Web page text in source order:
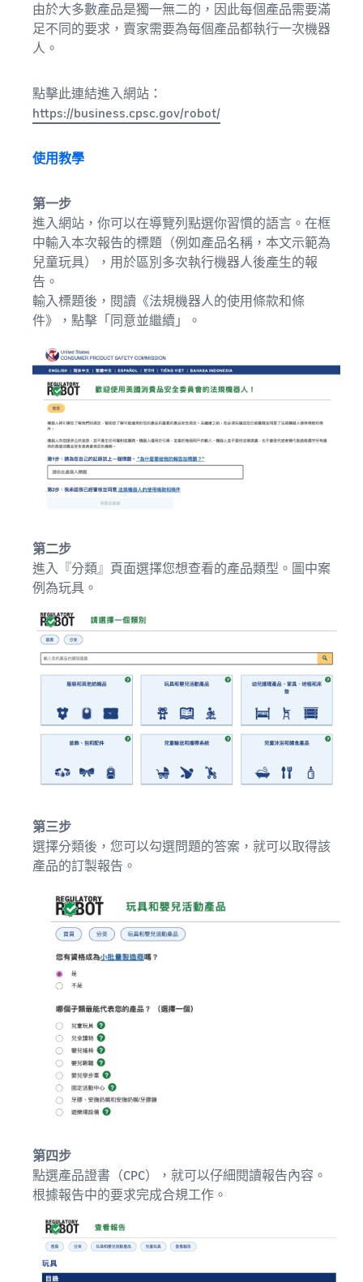
由於大多數產品是獨一無二的，因此每個產品需要滿
足不同的要求，賣家需要為每個產品都執行一次機器
人。
點擊此連結進入網站：
https://business.cpsc.gov/robot/
使用教學
第一步
進入網站，你可以在導覽列點選你習慣的語言。在框
中輸入本次報告的標題（例如產品名稱，本文示範為
兒童玩具），用於區別多次執行機器人後產生的報
告。
輸入標題後，閱讀《法規機器人的使用條款和條
件》，點擊「同意並繼續」。
第二步
進入『分類』頁面選擇您想查看的產品類型。圖中案
例為玩具。
第三步
選擇分類後，您可以勾選問題的答案，就可以取得該
產品的訂製報告。
第四步
點選產品證書（CPC），就可以仔細閱讀報告內容。
根據報告中的要求完成合規工作。